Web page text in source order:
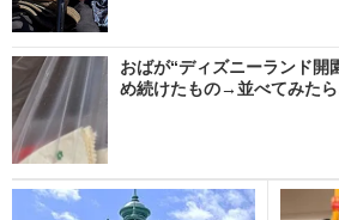
おばが“ディズニーランド開
め続けたもの→並べてみた